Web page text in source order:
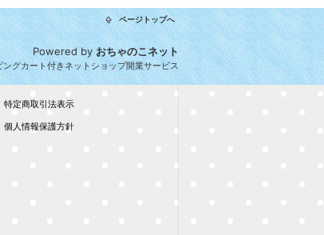
ページトップへ
Powered byおちゃのこネット
グカート付きネットショップ開業サービス
特定商取引法表示
個人情報保護方針